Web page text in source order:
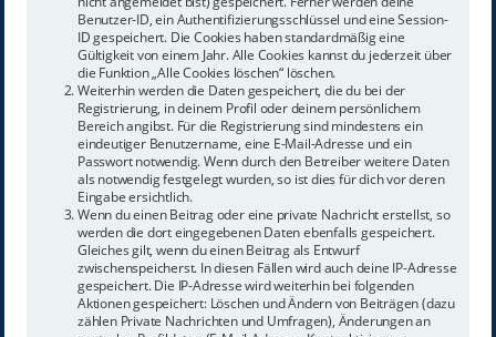
Benutzer-ID, ein Authentifizierungsschlüssel und eine Session-
ID gespeichert. Die Cookies haben standardmäßig eine
Gültigkeit von einem Jahr. Alle Cookies kannst du jederzeit über
die Funktion „Alle Cookies löschen“ löschen.
Weiterhin werden die Daten gespeichert, die du bei der
Registrierung, in deinem Profil oder deinem persönlichem
Bereich angibst. Für die Registrierung sind mindestens ein
eindeutiger Benutzername, eine E-Mail-Adresse und ein
Passwort notwendig. Wenn durch den Betreiber weitere Daten
als notwendig festgelegt wurden, so ist dies für dich vor deren
Eingabe ersichtlich.
Wenn du einen Beitrag oder eine private Nachricht erstellst, so
werden die dort eingegebenen Daten ebenfalls gespeichert.
Gleiches gilt, wenn du einen Beitrag als Entwurf
zwischenspeicherst. In diesen Fällen wird auch deine IP-Adresse
gespeichert. Die IP-Adresse wird weiterhin bei folgenden
Aktionen gespeichert: Löschen und Ändern von Beiträgen (dazu
zählen Private Nachrichten und Umfragen), Änderungen an